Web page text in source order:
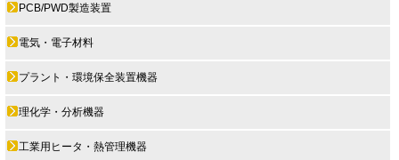
PCB/PWD製造装置
電気・電子材料
プラント・環境保全装置機器
理化学・分析機器
工業用ヒータ・熱管理機器